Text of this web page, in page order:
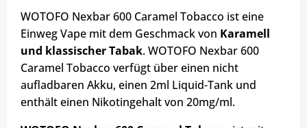
WOTOFO Nexbar 600 Caramel Tobacco ist eine
Einweg Vape mit dem Geschmack von Karamell
und klassischer Tabak. WOTOFO Nexbar 600
Caramel Tobacco verfügt über einen nicht
aufladbaren Akku, einen 2ml Liquid-Tank und
enthält einen Nikotingehalt von 20mg/ml.